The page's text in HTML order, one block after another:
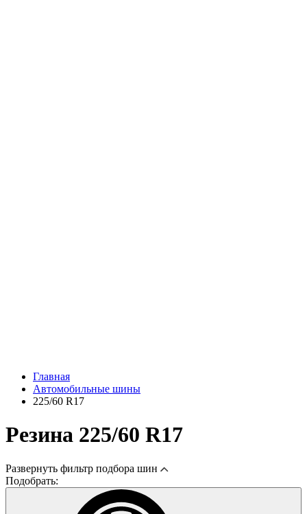
Главная
Автомобильные шины
225/60 R17
Резина 225/60 R17
Развернуть фильтр подбора шин
Подобрать: